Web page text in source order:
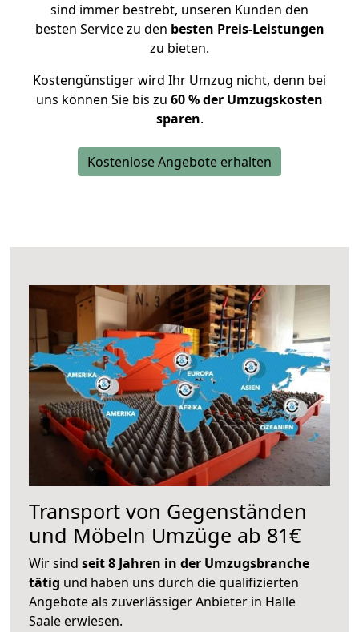
sind immer bestrebt, unseren Kunden den
besten Service zu den besten Preis-Leistungen
zu bieten.
Kostengünstiger wird Ihr Umzug nicht, denn bei
uns können Sie bis zu 60 % der Umzugskosten
sparen.
Kostenlose Angebote erhalten
Transport von Gegenständen
und Möbeln Umzüge ab 81€
Wir sind seit 8 Jahren in der Umzugsbranche
tätig und haben uns durch die qualifizierten
Angebote als zuverlässiger Anbieter in Halle
Saale erwiesen.